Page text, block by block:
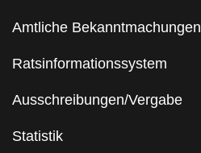
Amtliche Bekanntmachungen
Ratsinformationssystem
Ausschreibungen/Vergabe
Statistik